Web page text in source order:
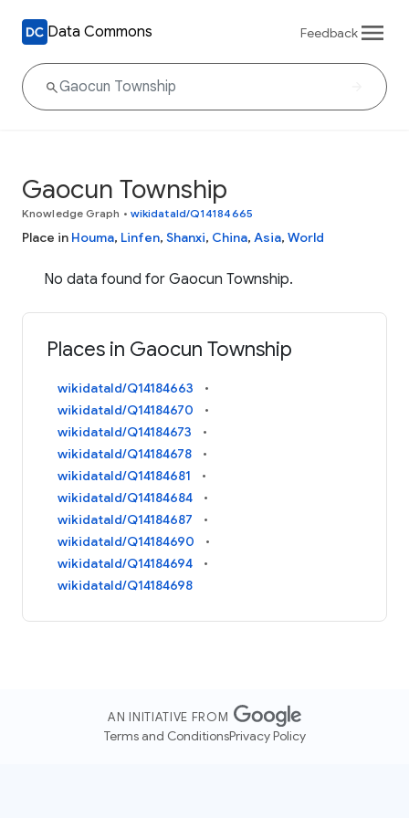
Data Commons Feedback
Gaocun Township
Knowledge Graph • wikidataId/Q14184665
Place in Houma, Linfen, Shanxi, China, Asia, World
No data found for Gaocun Township.
Places in Gaocun Township
wikidataId/Q14184663
wikidataId/Q14184670
wikidataId/Q14184673
wikidataId/Q14184678
wikidataId/Q14184681
wikidataId/Q14184684
wikidataId/Q14184687
wikidataId/Q14184690
wikidataId/Q14184694
wikidataId/Q14184698
AN INITIATIVE FROM
Terms and ConditionsPrivacy Policy